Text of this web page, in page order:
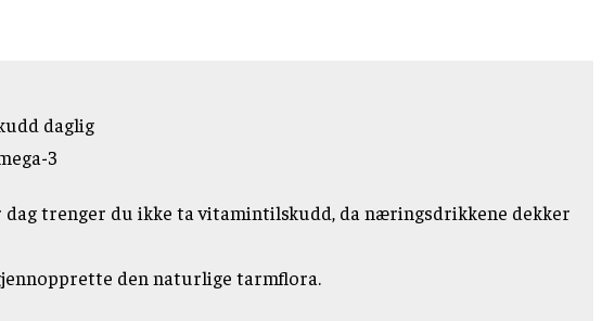
daglig
3
trenger du ikke ta vitamintilskudd, da næringsdrikkene dekker
den naturlige tarmflora.